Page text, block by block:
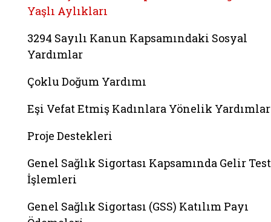
Yaşlı Aylıkları
3294 Sayılı Kanun Kapsamındaki Sosyal
Yardımlar
Çoklu Doğum Yardımı
Eşi Vefat Etmiş Kadınlara Yönelik Yardımlar
Proje Destekleri
Genel Sağlık Sigortası Kapsamında Gelir
İşlemleri
Genel Sağlık Sigortası (GSS) Katılım Payı